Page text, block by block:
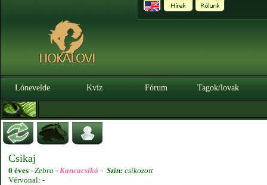
Lónevelde Kvíz Fórum Tagok/lovak
Csikaj
0 éves - Zebra - Kancacsikó - Szín: csíkozott
Vérvonal: -